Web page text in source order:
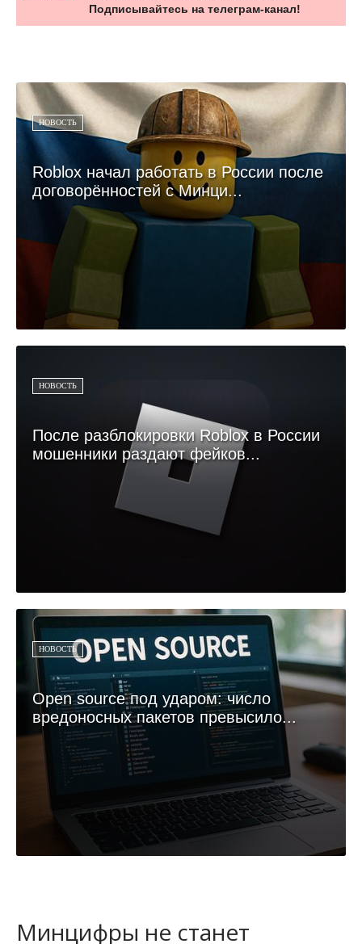
Подписывайтесь на телеграм-канал!
НОВОСТЬ
Roblox начал работать в России после
договорённостей с Минци...
НОВОСТЬ
После разблокировки Roblox в России
мошенники раздают фейков...
НОВОСТЬ
Open source под ударом: число
вредоносных пакетов превысило...
Минцифры не станет